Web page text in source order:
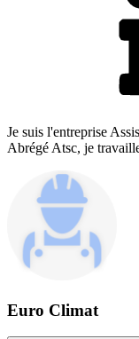
Je suis l'entreprise
Abrégé Atsc, je
Euro Climat